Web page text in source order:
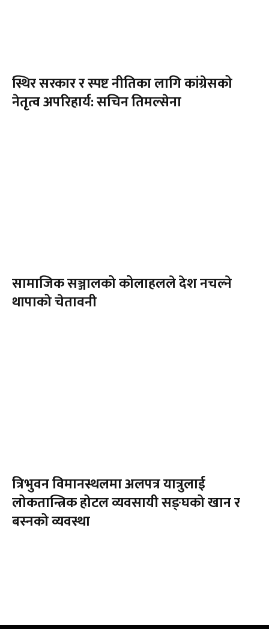
स्थिर सरकार र स्पष्ट नीतिका लागि कांग्रेसको
नेतृत्व अपरिहार्य: सचिन तिमल्सेना
सामाजिक सञ्जालको कोलाहलले देश नचल्ने
थापाको चेतावनी
त्रिभुवन विमानस्थलमा अलपत्र यात्रुलाई
लोकतान्त्रिक होटल व्यवसायी सङ्घको खान र
बस्नको व्यवस्था